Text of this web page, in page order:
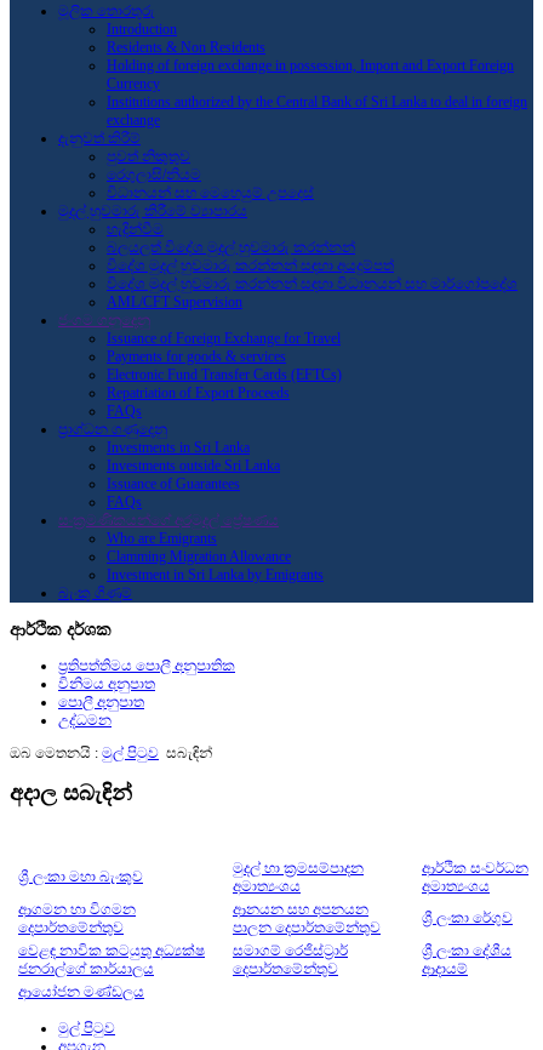
මූලික තොරතුරු
Introduction
Residents & Non Residents
Holding of foreign exchange in possession, Import and Export Foreign
Currency
Institutions authorized by the Central Bank of Sri Lanka to deal in foreign
exchange
දැනුවත් කිරීම්
පුවත් නිකුතුව
රෙගුලාසි/නියම
විධානයන් සහ මෙහෙයුම් උපදෙස්
මුදල් හුවමාරු කිරීමේ ව්‍යාපාරය
හැදින්වීම
බලයලත් විදේශ මුදල් හුවමාරු කරන්නන්
විදේශ මුදල් හුවමාරු කරන්නන් සඳහා අයදුම්පත්
විදේශ මුදල් හුවමාරු කරන්නන් සඳහා විධානයන් සහ මාර්ගෝපදේශ
AML/CFT Supervision
ජංගම ගනුදෙනු
Issuance of Foreign Exchange for Travel
Payments for goods & services
Electronic Fund Transfer Cards (EFTCs)
Repatriation of Export Proceeds
FAQs
ප්‍රාග්ධන ගණුදෙනු
Investments in Sri Lanka
Investments outside Sri Lanka
Issuance of Guarantees
FAQs
සංක්‍රමණිකයන්ගේ අරමුදල් ප්‍රේෂණය
Who are Emigrants
Clamming Migration Allowance
Investment in Sri Lanka by Emigrants
බැංකු ගිණුම්
ආර්ථික දර්ශක
ප්‍රතිපත්තිමය පොලී අනුපාතික
විනිමය අනුපාත
පොලී අනුපාත
උද්ධමන
ඔබ මෙතනයි : මුල් පිටුව සබැඳින්
අදාල සබැඳින්
ශ්‍රී ලංකා මහා බැංකුව
මුදල් හා ක්‍රමසම්පාදන
අමාත්‍යංශය
ආර්ථික සංවර්ධන
අමාත්‍යංශය
ආගමන හා විගමන
දෙපාර්තමේන්තුව
ආනයන සහ අපනයන
පාලන දෙපාර්තමේන්තුව
ශ්‍රී ලංකා රේගුව
වෙළඳ නාවික කටයුතු අධ්‍යක්ෂ
ජනරාල්ගේ කාර්යාලය
සමාගම් රෙජිස්ට්‍රාර්
දෙපාර්තමේන්තුව
ශ්‍රී ලංකා දේශීය
ආදායම්
ආයෝජන මණ්ඩලය
මුල් පිටුව